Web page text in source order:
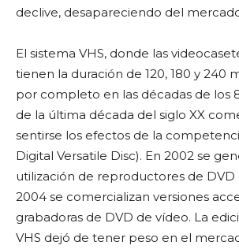
declive, desapareciendo del
El sistema VHS, donde las
tienen la duración de 120, 180 y 240
por completo en las décadas de los
de la última década del siglo XX
sentirse los efectos de la
Digital Versatile Disc). En 2002 se
utilización de reproductores de DVD
2004 se comercializan versiones
grabadoras de DVD de vídeo. La
VHS dejó de tener peso en el